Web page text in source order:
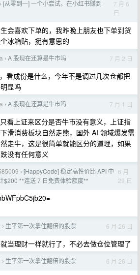
› [从零到一] 一个小尝试，在小红书赚到
7 月 6
日
会喜欢下单的，我昨晚上朋友也下单到货
冰箱贴，挺有意思的
› A 股现在还算是牛市吗 7 月 2 日
看成份是什么，今年不是调过几次仓都把
显吗
› A 股现在还算是牛市吗 7 月 1 日
看上证来区分是否牛市没有意义，上证指
滑消费板块自然走熊，国外 AI 领域爆发需
走牛，这是很简单就能区分的道理，如果
没有任何意义
› [HappyCode] 稳定高性价比 API 中
$200 **连送 7 日免费体验额度**
6 月
29 日
› 生平第一次拿住翻倍的股票 6 月 26 日
当理财一样就行了，不必去做仓位管理了
› 生平第一次拿住翻倍的股票 6 月 26 日